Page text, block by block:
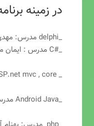
در زمینه
_delphi مدرس: مهدی کرامتی
_#C مدرس : ایمان مدائنی
_ ASP.net mvc , core مدرس: وحید نصیری
_Android Java مدرس: بهنام آقاجانی